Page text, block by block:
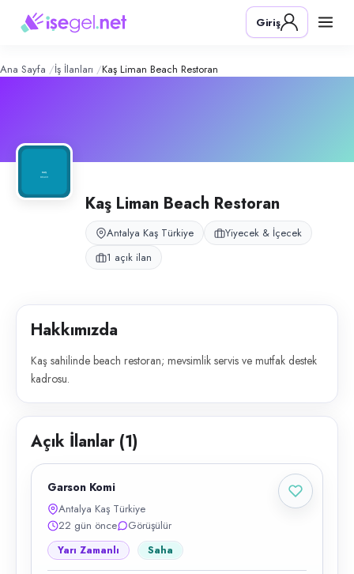
Liman Beach Restoran– Şirket
Konum:
Kaş sahilinde beach restoran; mevsimlik servis ve mutfak destek
Giriş
Ana Sayfa İş İlanları Kaş Liman Beach Restoran
Kaş Liman Beach Restoran
Antalya Kaş Türkiye
Yiyecek & İçecek
1 açık ilan
Hakkımızda
Kaş sahilinde beach restoran; mevsimlik servis ve mutfak destek
kadrosu.
Açık İlanlar (1)
Garson Komi
Antalya Kaş Türkiye
22 gün önce
Görüşülür
Yarı Zamanlı Saha